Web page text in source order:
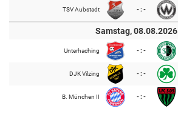
TSV Aubstadt - : -
Samstag, 08.08.2026
Unterhaching - : -
DJK Vilzing - : -
B. München II - : -